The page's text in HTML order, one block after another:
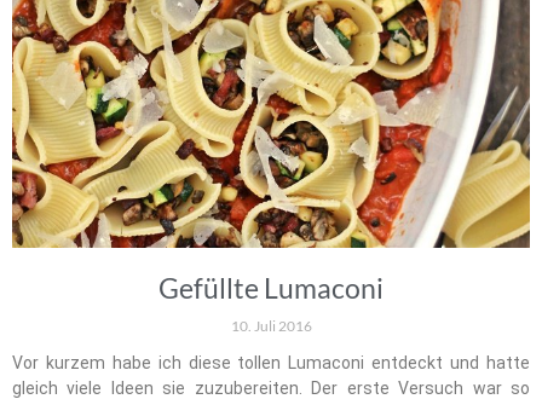
Gefüllte Lumaconi
10. Juli 2016
Vor kurzem habe ich diese tollen Lumaconi entdeckt und hatte
gleich viele Ideen sie zuzubereiten. Der erste Versuch war so